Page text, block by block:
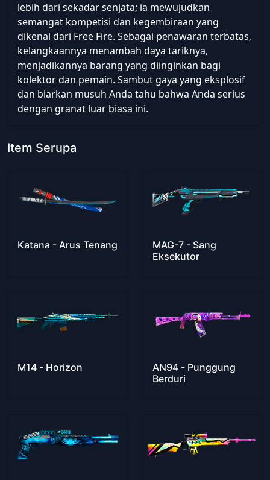
lebih dari sekadar senjata; ia mewujudkan
semangat kompetisi dan kegembiraan yang
dikenal dari Free Fire. Sebagai penawaran terbatas,
kelangkaannya menambah daya tariknya,
menjadikannya barang yang diinginkan bagi
kolektor dan pemain. Sambut gaya yang eksplosif
dan biarkan musuh Anda tahu bahwa Anda serius
dengan granat luar biasa ini.
Item Serupa
Katana - Arus Tenang
MAG-7 - Sang
Eksekutor
M14 - Horizon
AN94 - Punggung
Berduri